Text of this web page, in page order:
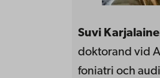
Suvi
doktorand vid
foniatri och